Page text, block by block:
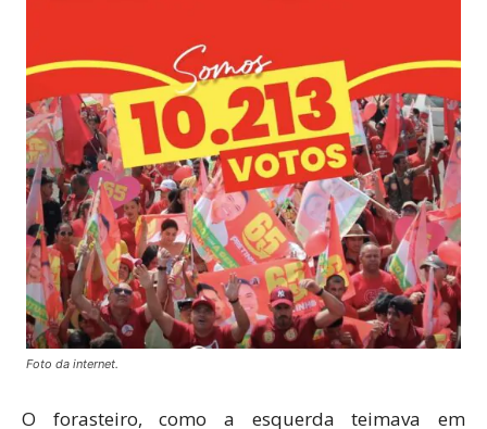
Foto da internet.
O forasteiro, como a esquerda teimava em